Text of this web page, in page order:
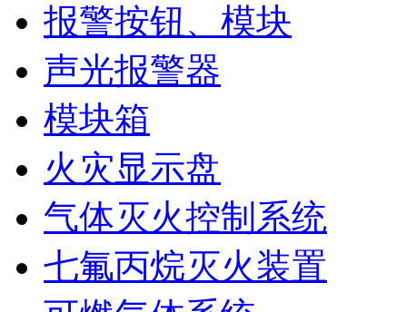
报警按钮、模块
声光报警器
模块箱
火灾显示盘
气体灭火控制系统
七氟丙烷灭火装置